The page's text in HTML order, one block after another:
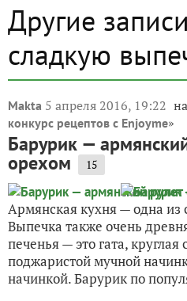
Другие
сладкую
Makta 5 апреля 2016, 19:22
конкурс рецептов с Enjoyme»
Барурик —
орехом 15
Армянская кухня — одна
Выпечка также очень
печенья — это гата,
поджаристой мучной
начинкой. Барурик по